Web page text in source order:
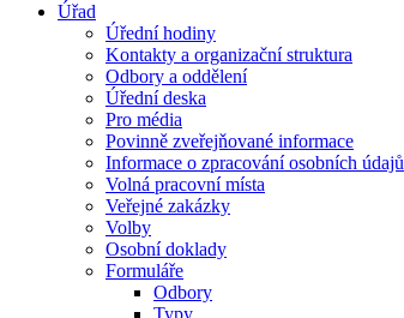
Úřad
Úřední hodiny
Kontakty a organizační struktura
Odbory a oddělení
Úřední deska
Pro média
Povinně zveřejňované informace
Informace o zpracování osobních údajů
Volná pracovní místa
Veřejné zakázky
Volby
Osobní doklady
Formuláře
Odbory